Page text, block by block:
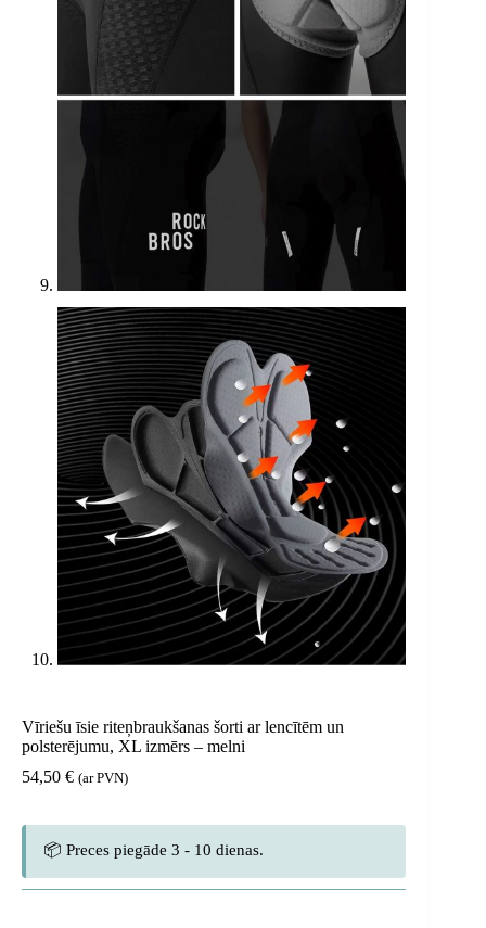
Vīriešu īsie riteņbraukšanas šorti ar lencītēm un
polsterējumu, XL izmērs – melni
54,50 € (ar PVN)
📦 Preces piegāde 3 - 10 dienas.